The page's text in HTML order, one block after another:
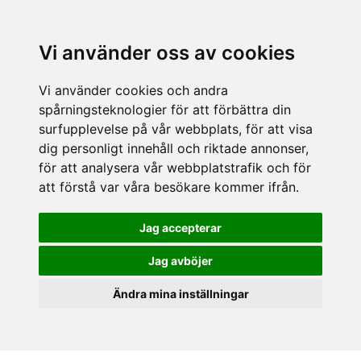
Vi använder oss av cookies
Vi använder cookies och andra
spårningsteknologier för att förbättra din
surfupplevelse på vår webbplats, för att visa
dig personligt innehåll och riktade annonser,
för att analysera vår webbplatstrafik och för
att förstå var våra besökare kommer ifrån.
Jag accepterar
Jag avböjer
Ändra mina inställningar